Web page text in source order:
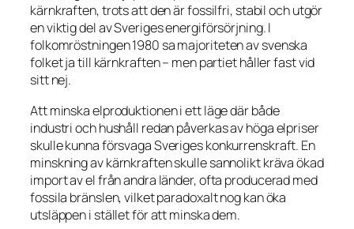
kärnkraften, trots att den är fossilfri, stabil och utgör
en viktig del av Sveriges energiförsörjning. I
folkomröstningen 1980 sa majoriteten av svenska
folket ja till kärnkraften – men partiet håller fast vid
sitt nej.
Att minska elproduktionen i ett läge där både
industri och hushåll redan påverkas av höga elpriser
skulle kunna försvaga Sveriges konkurrenskraft. En
minskning av kärnkraften skulle sannolikt kräva ökad
import av el från andra länder, ofta producerad med
fossila bränslen, vilket paradoxalt nog kan öka
utsläppen i stället för att minska dem.